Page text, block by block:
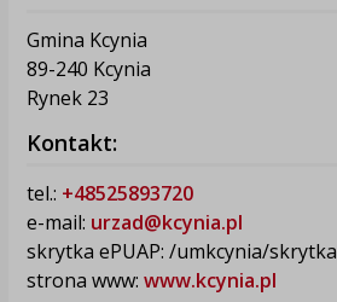
Gmina Kcynia
89-240 Kcynia
Rynek 23
Kontakt:
tel.: +48525893720
e-mail: urzad@kcynia.pl
skrytka ePUAP: /umkcynia/skrytka
strona www: www.kcynia.pl